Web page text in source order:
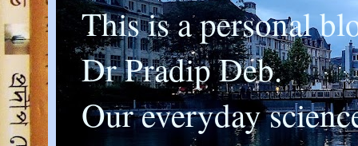
This is a personal
Dr Pradip Deb.
Our everyday